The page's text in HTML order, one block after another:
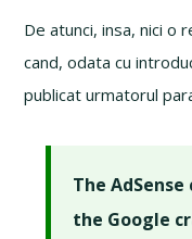
De atunci, insa, nici o
cand, odata cu
publicat urmatorul
The
the Google